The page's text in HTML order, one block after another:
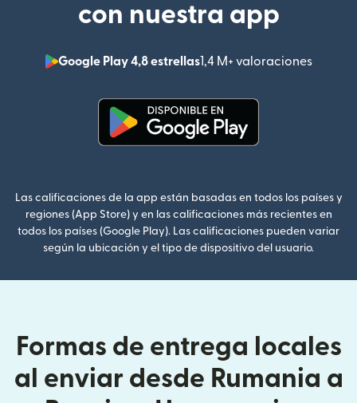
con nuestra app
Google Play 4,8 estrellas1,4 M+ valoraciones
(se
Las calificaciones de la app están basadas en todos los países y
regiones (App Store) y en las calificaciones más recientes en
todos los países (Google Play). Las calificaciones pueden variar
según la ubicación y el tipo de dispositivo del usuario.
Formas de entrega locales
al enviar desde Rumania a